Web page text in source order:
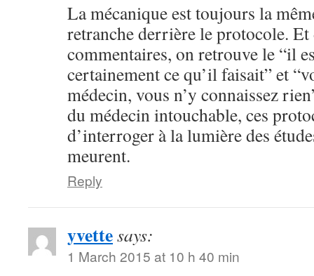
La mécanique est toujours la
retranche derrière le protocole. Et
commentaires, on retrouve le “il
certainement ce qu’il faisait” et
médecin, vous n’y connaissez
du médecin intouchable, ces
d’interroger à la lumière des
meurent.
Reply
yvettesays:
1 March 2015 at 10 h 40 min